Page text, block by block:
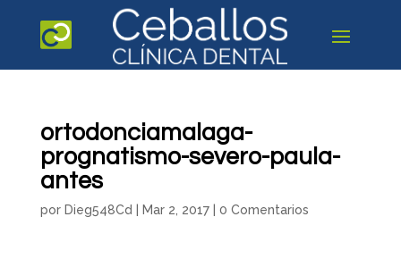
ortodonciamalaga-
prognatismo-severo-paula-
antes
por Dieg548Cd Mar 2, 2017| 0 Comentarios